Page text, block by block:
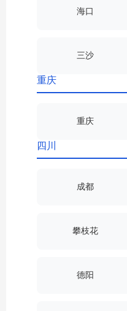
海口
三沙
重庆
重庆
四川
成都
攀枝花
德阳